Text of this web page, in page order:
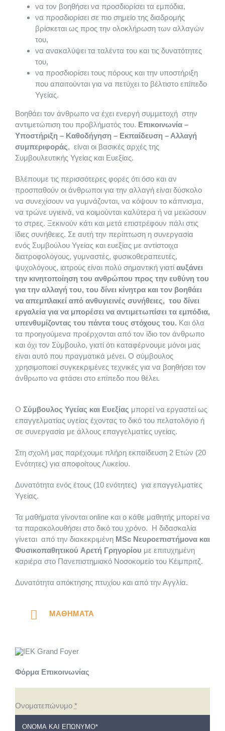
Χορηγίες – Συνεργασίες
Τομέας Πληροφορικής
Vegan Ταχύρυθμο (Μαγειρική Ζαχαροπλαστική)
Vegan Make Up Artist
Στέλεχος Θαλασσοθεραπείας / Λουτροθεραπείας – Spa
Τεχνικός Κομμωτικής Τέχνης
Τεχνικός Αισθητικός Ποδολογίας & Ονυχοπλαστικής
Τεχνικός Αισθητικής Τέχνης και Μακιγιάζ
Τουριστικό Στέλεχος
Τουριστικός Συνοδός
Συνοδός Βουνού
Vegan Τομέας Ολιστικών Επιστημών
Βιοανάδραση – Βιοσυντονισμός
Φυσικοπαθητική
Gluten Free Academy
Ταχύρρυθμα Σεμινάρια (Vegan, Gluten Free)
Μαθήματα Ζαχαροπλαστικής
Food & Beverage Management
Τουριστικό Στέλεχος
Συνταγές
Mετεκπαίδευση
Πανελλήνιος Σύλλογος Βιοσυντονισμού
Βιοσυντονισμός – Βιοανάδραση
Φυτοθεραπεία
Φυσικοπαθητική
Σύμβουλος Ψυχικής Υγείας
Πυθαγόρειος Διατροφή – Health Coach
Τομέας Ομορφιάς
Ονυχοπλαστική (Μανικιουρ – Πεντικιουρ)
Vegan Make Up Artist
Σεμινάριο EYELASH LIFT Βλεφαρίδας
SPA Management
Γραμματέας Νομικών Επαγγελμάτων
Σεμινάρια
Σεμινάριο Real Estate Pro
SugarPaste Seminar
Τραγουδοποιός – Τραγουδιστής
Στίχοι και μελωδίες
Βarista Training
Sommelier & Bartender Training
Στιχουργική
να τον βοηθήσει να προσδιορίσει τα εμπόδια,
να προσδιορίσει σε πιο σημείο της διαδρομής
βρίσκεται ως προς την ολοκλήρωση των αλλαγών
του,
να ανακαλύψει τα ταλέντα του και τις δυνατότητες
του,
να προσδιορίσει τους πόρους και την υποστήριξη
που απαιτούνται για να πετύχει το βέλτιστο επίπεδο
Υγείας.
Βοηθάει τον άνθρωπο να έχει ενεργή συμμετοχή στην
αντιμετώπιση του προβλήματός του. Επικοινωνία –
Υποστήριξη – Καθοδήγηση – Εκπαίδευση – Αλλαγή
συμπεριφοράς, είναι οι βασικές αρχές της
Συμβουλευτικής Υγείας και Ευεξίας.
Βλέπουμε τις περισσότερες φορές ότι όσο και αν
προσπαθούν οι άνθρωποι για την αλλαγή είναι δύσκολο
να συνεχίσουν να γυμνάζονται, να κόψουν το κάπνισμα,
να τρώνε υγιεινά, να κοιμούνται καλύτερα ή να μειώσουν
το στρες. Ξεκινούν κάτι και μετά επιστρέφουν πάλι στις
ίδιες συνήθειες. Σε αυτή την περίπτωση η συνεργασία
ενός Συμβούλου Υγείας και ευεξίας με αντίστοιχα
διατροφολόγους, γυμναστές, φυσικοθεραπευτές,
ψυχολόγους, ιατρούς είναι πολύ σημαντική γιατί αυξάνει
την κινητοποίηση του ανθρώπου προς την ευθύνη του
για την αλλαγή του, του δίνει κίνητρα και τον βοηθάει
να απεμπλακεί από ανθυγιεινές συνήθειες, του δίνει
εργαλεία για να μπορέσει να αντιμετωπίσει τα εμπόδια,
υπενθυμίζοντας του πάντα τους στόχους του. Και όλα
τα προηγούμενα προέρχονται από τον ίδιο τον άνθρωπο
και όχι τον Σύμβουλο, γιατί ότι καταφέρνουμε μόνοι μας
είναι αυτό που πραγματικά μένει. Ο σύμβουλος
χρησιμοποιεί συγκεκριμένες τεχνικές για να βοηθήσει τον
άνθρωπο να φτάσει στο επίπεδο που θέλει.
Ο Σύμβουλος Υγείας και Ευεξίας μπορεί να εργαστεί ως
επαγγελματίας υγείας έχοντας το δικό του πελατολόγιο ή
σε συνεργασία με άλλους επαγγελματίες υγείας.
Στη σχολή μας παρέχουμε πλήρη εκπαίδευση 2 Ετών (20
Ενότητες) για αποφοίτους Λυκείου.
Δυνατότητα ενός έτους (10 ενότητες) για επαγγελματίες
Υγείας.
Τα μαθήματα γίνονται online και ο κάθε μαθητής μπορεί να
τα παρακολουθήσει στο δικό του χρόνο. Η διδασκαλία
γίνεται από την διακεκριμένη ΜSc Νευροεπιστήμονα και
Φυσικοπαθητικού Aρετή Γρηγορίου με επιτυχημένη
καριέρα στο Πανεπιστημιακό Νοσοκομείο του Κέιμπριτζ.
Δυνατότητα απόκτησης πτυχίου και από την Αγγλία.
ΜΑΘΗΜΑΤΑ
Φόρμα Επικοινωνίας
Ονοματεπώνυμο *